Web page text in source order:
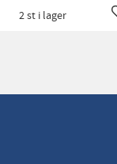
2 st i lager